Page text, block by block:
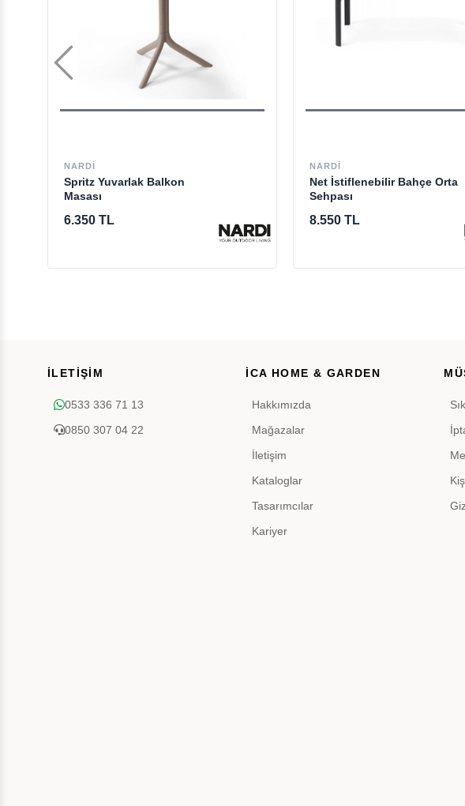
NARDI
Spritz Yuvarlak Balkon
Masası
6.350 TL
NARDI
Net İstiflenebilir Bahçe Orta
Sehpası
8.550 TL
İLETİŞİM
0533 336 71 13
0850 307 04 22
İCA HOME & GARDEN
Hakkımızda
Mağazalar
İletişim
Kataloglar
Tasarımcılar
Kariyer